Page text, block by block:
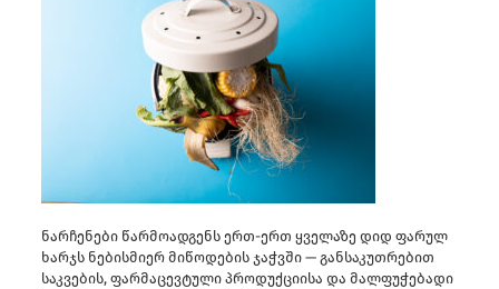
ნარჩენები წარმოადგენს ერთ-ერთ ყველაზე დიდ ფარულ
ხარჯს ნებისმიერ მიწოდების ჯაჭვში — განსაკუთრებით
საკვების, ფარმაცევტული პროდუქციისა და მალფუჭებადი